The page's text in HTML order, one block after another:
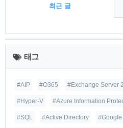
최근 글
최
근
글 태그
#AIP #O365 #Exchange Server
#Hyper-V #Azure Information
#SQL #Active Directory #Google